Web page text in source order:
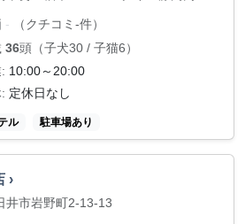
-
（クチコミ-件）
36頭（子犬30 / 子猫6）
10:00～20:00
定休日なし
ル 駐車場あり
›
井市岩野町2-13-13